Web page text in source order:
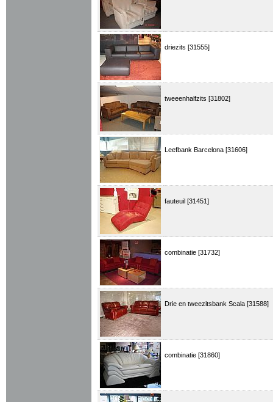
driezits [31555]
tweeenhalfzits [31802]
Leefbank Barcelona [31606]
fauteuil [31451]
combinatie [31732]
Drie en tweezitsbank Scala [31588]
combinatie [31860]